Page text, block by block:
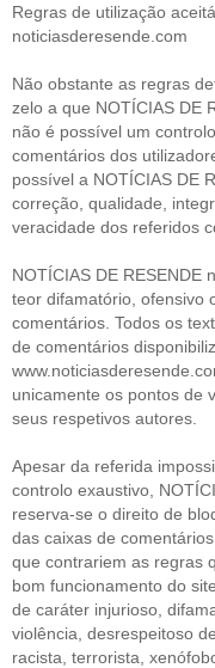
Regras de utilização
noticiasderesende.com
Não obstante as regras
zelo a que NOTÍCIAS DE
não é possível um
comentários dos
possível a NOTÍCIAS DE
correção, qualidade,
veracidade dos referidos
NOTÍCIAS DE RESENDE
teor difamatório, ofensivo
comentários. Todos os
de comentários
unicamente os pontos de
seus respetivos autores.
Apesar da referida
controlo exaustivo,
reserva-se o direito de
das caixas de
que contrariem as regras
bom funcionamento do
de caráter injurioso,
violência, desrespeitoso
racista, terrorista,